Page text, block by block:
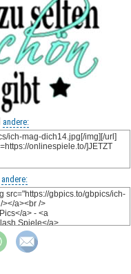
andere:
andere: